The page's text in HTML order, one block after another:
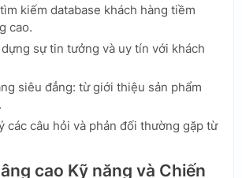
kiếm database khách hàng tiềm
cao.
sự tin tưởng và uy tín với khách
siêu đẳng: từ giới thiệu sản phẩm
các câu hỏi và phản đối thường gặp từ
cao Kỹ năng và Chiến